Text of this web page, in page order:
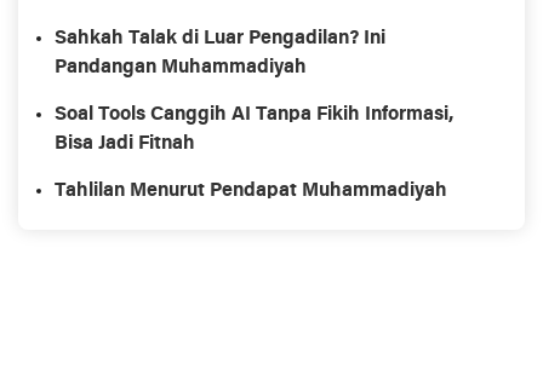
Sahkah Talak di Luar Pengadilan? Ini
Pandangan Muhammadiyah
Soal Tools Canggih AI Tanpa Fikih Informasi,
Bisa Jadi Fitnah
Tahlilan Menurut Pendapat Muhammadiyah